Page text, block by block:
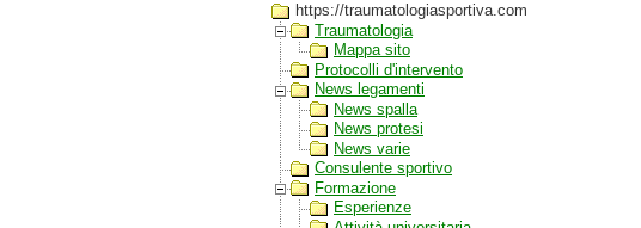
https://traumatologiasportiva.com
Traumatologia
Mappa sito
Protocolli d'intervento
News legamenti
News spalla
News protesi
News varie
Consulente sportivo
Formazione
Esperienze